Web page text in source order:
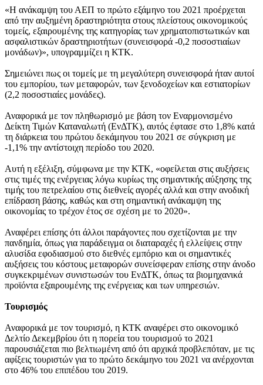
«Η ανάκαμψη του ΑΕΠ το πρώτο εξάμηνο του 2021 προέρχεται
από την αυξημένη δραστηριότητα στους πλείστους οικονομικούς
τομείς, εξαιρουμένης της κατηγορίας των χρηματοπιστωτικών και
ασφαλιστικών δραστηριοτήτων (συνεισφορά -0,2 ποσοστιαίων
μονάδων)», υπογραμμίζει η ΚΤΚ.
Σημειώνει πως οι τομείς με τη μεγαλύτερη συνεισφορά ήταν αυτοί
του εμπορίου, των μεταφορών, των ξενοδοχείων και εστιατορίων
(2,2 ποσοστιαίες μονάδες).
Αναφορικά με τον πληθωρισμό με βάση τον Εναρμονισμένο
Δείκτη Τιμών Καταναλωτή (ΕνΔΤΚ), αυτός έφτασε στο 1,8% κατά
τη διάρκεια του πρώτου δεκάμηνου του 2021 σε σύγκριση με
-1,1% την αντίστοιχη περίοδο του 2020.
Αυτή η εξέλιξη, σύμφωνα με την ΚΤΚ, «οφείλεται στις αυξήσεις
στις τιμές της ενέργειας λόγω κυρίως της σημαντικής αύξησης της
τιμής του πετρελαίου στις διεθνείς αγορές αλλά και στην ανοδική
επίδραση βάσης, καθώς και στη σημαντική ανάκαμψη της
οικονομίας το τρέχον έτος σε σχέση με το 2020».
Αναφέρει επίσης ότι άλλοι παράγοντες που σχετίζονται με την
πανδημία, όπως για παράδειγμα οι διαταραχές ή ελλείψεις στην
αλυσίδα εφοδιασμού στο διεθνές εμπόριο και οι σημαντικές
αυξήσεις του κόστους μεταφορών συνείσφεραν επίσης στην άνοδο
συγκεκριμένων συνιστωσών του ΕνΔΤΚ, όπως τα βιομηχανικά
προϊόντα εξαιρουμένης της ενέργειας και των υπηρεσιών.
Τουρισμός
Αναφορικά με τον τουρισμό, η ΚΤΚ αναφέρει στο οικονομικό
Δελτίο Δεκεμβρίου ότι η πορεία του τουρισμού το 2021
παρουσιάζεται πιο βελτιωμένη από ότι αρχικά προβλεπόταν, με τις
αφίξεις τουριστών για το πρώτο δεκάμηνο του 2021 να ανέρχονται
στο 46% του επιπέδου του 2019.